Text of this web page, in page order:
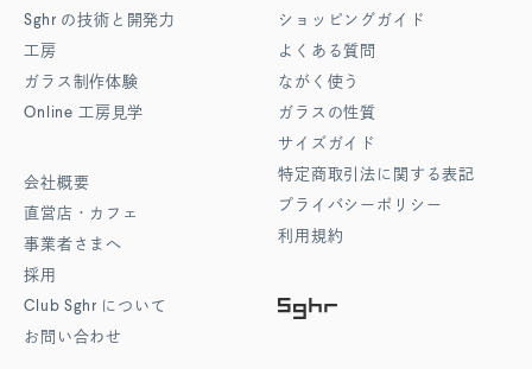
Sghr の技術と開発力
工房
ガラス制作体験
Online 工房見学
会社概要
直営店・カフェ
事業者さまへ
採用
Club Sghr について
お問い合わせ
ショッピングガイド
よくある質問
ながく使う
ガラスの性質
サイズガイド
特定商取引法に関する表記
プライバシーポリシー
利用規約